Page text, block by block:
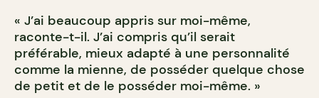
« J’ai beaucoup appris sur moi-même,
raconte-t-il. J’ai compris qu’il serait
préférable, mieux adapté à une personnalité
comme la mienne, de posséder quelque chose
de petit et de le posséder moi-même. »